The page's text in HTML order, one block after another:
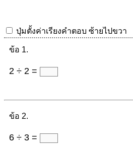
ปุ่มตั้งค่าเรียงคำตอบ ซ้ายไปขวา
ข้อ 1.
2 ÷ 2 =
ข้อ 2.
6 ÷ 3 =